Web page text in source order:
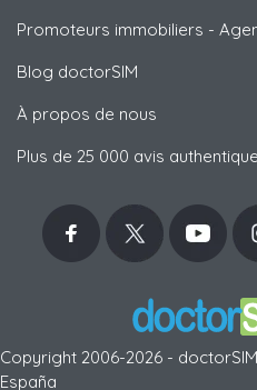
Promoteurs immobiliers -
Blog doctorSIM
À propos de nous
Plus de 25 000 avis
Copyright 2006-2026 -
España